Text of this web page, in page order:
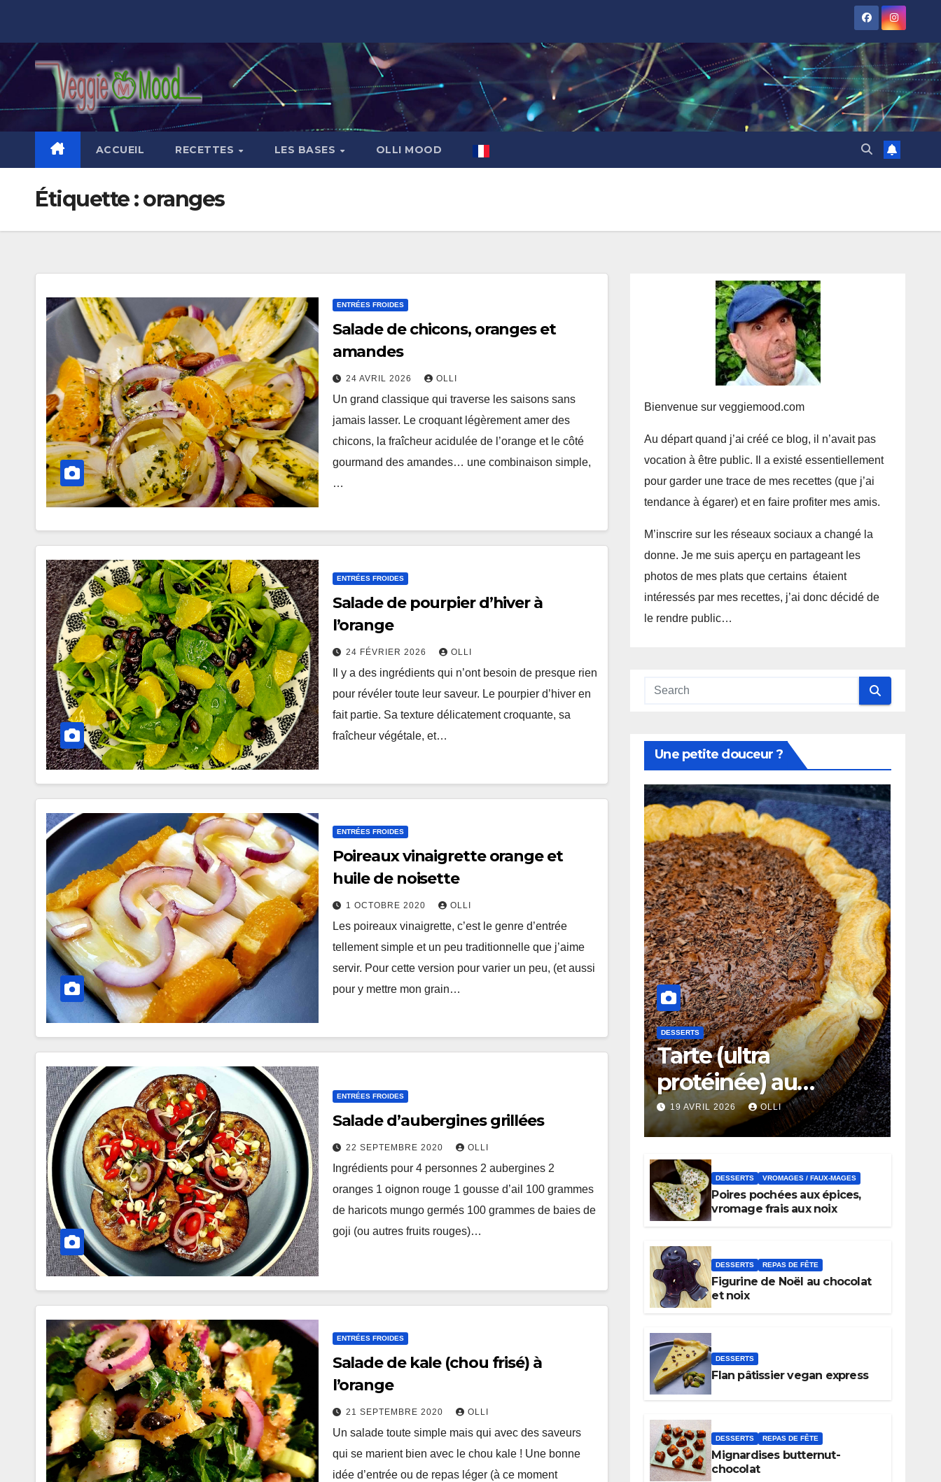
content
ACCUEIL RECETTES LES BASES OLLI MOOD
Étiquette :oranges
ENTRÉES FROIDES
Salade de chicons, oranges et
amandes
24 AVRIL 2026 OLLI
Un grand classique qui traverse les saisons sans
jamais lasser. Le croquant légèrement amer des
chicons, la fraîcheur acidulée de l’orange et le côté
gourmand des amandes… une combinaison simple,
…
ENTRÉES FROIDES
Salade de pourpier d’hiver à
l’orange
24 FÉVRIER 2026 OLLI
Il y a des ingrédients qui n’ont besoin de presque rien
pour révéler toute leur saveur. Le pourpier d’hiver en
fait partie. Sa texture délicatement croquante, sa
fraîcheur végétale, et…
ENTRÉES FROIDES
Poireaux vinaigrette orange et
huile de noisette
1 OCTOBRE 2020 OLLI
Les poireaux vinaigrette, c’est le genre d’entrée
tellement simple et un peu traditionnelle que j’aime
servir. Pour cette version pour varier un peu, (et aussi
pour y mettre mon grain…
ENTRÉES FROIDES
Salade d’aubergines grillées
22 SEPTEMBRE 2020 OLLI
Ingrédients pour 4 personnes 2 aubergines 2
oranges 1 oignon rouge 1 gousse d’ail 100 grammes
de haricots mungo germés 100 grammes de baies de
goji (ou autres fruits rouges)…
ENTRÉES FROIDES
Salade de kale (chou frisé) à
l’orange
21 SEPTEMBRE 2020 OLLI
Un salade toute simple mais qui avec des saveurs
qui se marient bien avec le chou kale ! Une bonne
idée d’entrée ou de repas léger (à ce moment
Bienvenue sur veggiemood.com
Au départ quand j’ai créé ce blog, il n’avait pas
vocation à être public. Il a existé essentiellement
pour garder une trace de mes recettes (que j’ai
tendance à égarer) et en faire profiter mes amis.
M’inscrire sur les réseaux sociaux a changé la
donne. Je me suis aperçu en partageant les
photos de mes plats que certains étaient
intéressés par mes recettes, j’ai donc décidé de
le rendre public…
Une petite douceur ?
DESSERTS
Tarte (ultra
protéinée) au
chocolat noir
19 AVRIL 2026 OLLI
DESSERTS VROMAGES / FAUX-MAGES
Poires pochées aux épices,
vromage frais aux noix
DESSERTS REPAS DE FÊTE
Figurine de Noël au chocolat
et noix
DESSERTS
Flan pâtissier vegan express
DESSERTS REPAS DE FÊTE
Mignardises butternut-
chocolat